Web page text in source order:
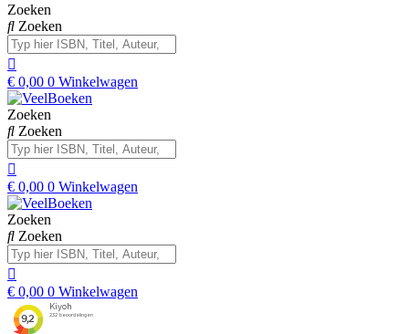
Zoeken
Zoeken
€ 0,00 0 Winkelwagen
Zoeken
Zoeken
€ 0,00 0 Winkelwagen
Zoeken
Zoeken
€ 0,00 0 Winkelwagen